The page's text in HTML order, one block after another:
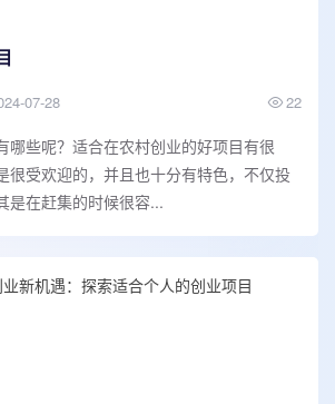
07-28 22
哪些呢？适合在农村创业的好项目有很
很受欢迎的，并且也十分有特色，不仅投
是在赶集的时候很容...